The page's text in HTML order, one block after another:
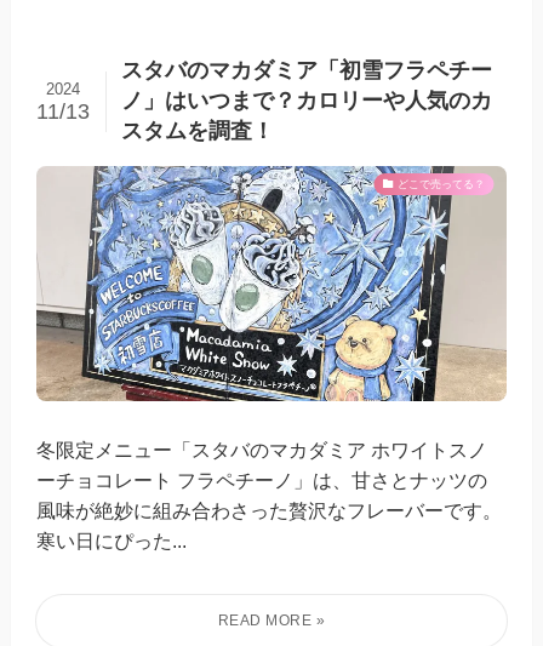
スタバのマカダミア「初雪フラペチー
ノ」はいつまで？カロリーや人気のカ
スタムを調査！
2024
11/13
どこで売ってる？
冬限定メニュー「スタバのマカダミア ホワイトスノ
ーチョコレート フラペチーノ」は、甘さとナッツの
風味が絶妙に組み合わさった贅沢なフレーバーです。
寒い日にぴった...